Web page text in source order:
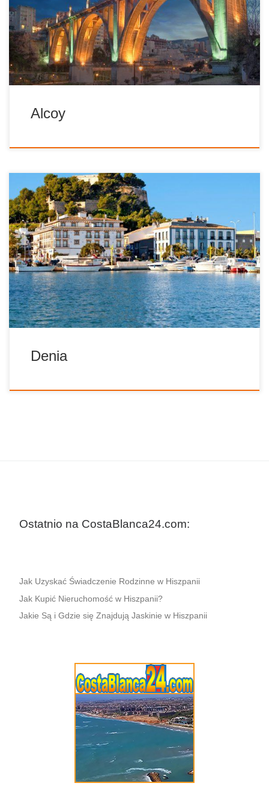
Znajduje się tylko 54 kilometry od Alicante i 105 od Walencji.
Posiada wybitne średniowieczne i modernistyczne
dziedzictwo, a także symboliczne mosty. Plac Plaza de
España jest sercem miasta. Do atrakcji w […]
Alcoy
Lokalizacja: • region autonomiczny: Walencja • prowincja/
wyspa: Alicante – Alacant Rzymianie poświęcili to miasto
bogini Dianie i zmienili jego port w jeden z najbardziej
aktywnych na Półwyspie. Do tej pory, Denia nie przestała
być odwiedzana. Wiele przykładów dziedzictwa miasta
znajduje się w Muzeum Archeologicznym, w tym
muzułmański zamek. Miasto posiada również niezwykłe
zabytki, takie jak kościół Asunción, z XVIII […]
Denia
Ostatnio na CostaBlanca24.com:
Jak Uzyskać Świadczenie Rodzinne w Hiszpanii
Jak Kupić Nieruchomość w Hiszpanii?
Jakie Są i Gdzie się Znajdują Jaskinie w Hiszpanii